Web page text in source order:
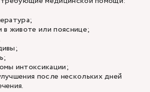
в животе или пояснице;
интоксикации;
после нескольких дней